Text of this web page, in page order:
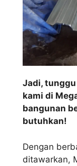
Jadi,
kami di
bangunan
butuhkan!
Dengan
ditawarkan,